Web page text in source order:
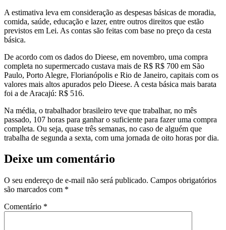
A estimativa leva em consideração as despesas básicas de moradia,
comida, saúde, educação e lazer, entre outros direitos que estão
previstos em Lei. As contas são feitas com base no preço da cesta
básica.
De acordo com os dados do Dieese, em novembro, uma compra
completa no supermercado custava mais de R$ R$ 700 em São
Paulo, Porto Alegre, Florianópolis e Rio de Janeiro, capitais com os
valores mais altos apurados pelo Dieese. A cesta básica mais barata
foi a de Aracajú: R$ 516.
Na média, o trabalhador brasileiro teve que trabalhar, no mês
passado, 107 horas para ganhar o suficiente para fazer uma compra
completa. Ou seja, quase três semanas, no caso de alguém que
trabalha de segunda a sexta, com uma jornada de oito horas por dia.
Deixe um comentário
O seu endereço de e-mail não será publicado. Campos obrigatórios
são marcados com *
Comentário *